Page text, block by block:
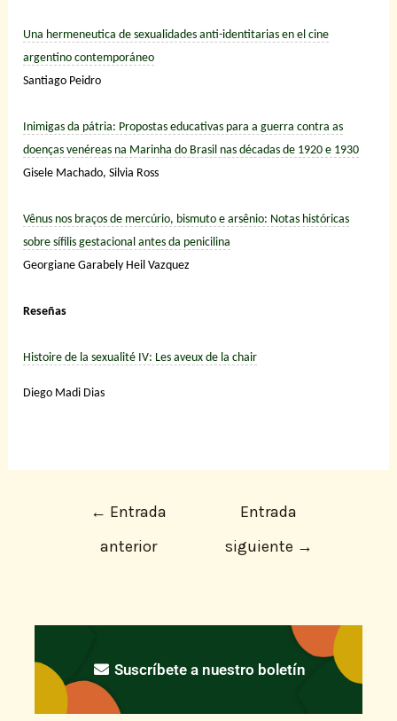
Una hermeneutica de sexualidades anti-identitarias en el cine
argentino contemporáneo
Santiago Peidro
Inimigas da pátria: Propostas educativas para a guerra contra as
doenças venéreas na Marinha do Brasil nas décadas de 1920 e 1930
Gisele Machado, Silvia Ross
Vênus nos braços de mercúrio, bismuto e arsênio: Notas históricas
sobre sífilis gestacional antes da penicilina
Georgiane Garabely Heil Vazquez
Reseñas
Histoire de la sexualité IV: Les aveux de la chair
Diego Madi Dias
← Entrada
anterior
Entrada
siguiente →
Suscríbete a nuestro boletín